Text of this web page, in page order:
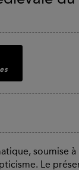
soumise
Le